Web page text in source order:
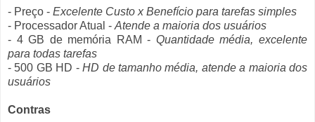
- Preço - Excelente Custo x Benefício para tarefas simples
- Processador Atual -Atende a maioria dos usuários
- 4 GB de memória RAM - Quantidade média, excelente
para todas tarefas
- 500 GB HD -HD de tamanho média, atende a maioria dos
usuários
Contras